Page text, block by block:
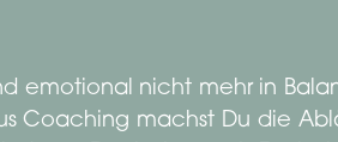
emotional nicht mehr in
Coaching machst Du die